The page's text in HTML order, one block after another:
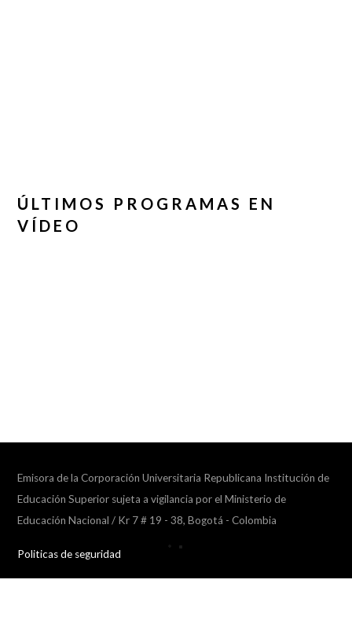
ÚLTIMOS PROGRAMAS EN
VÍDEO
Emisora de la Corporación Universitaria Republicana Institución de
Educación Superior sujeta a vigilancia por el Ministerio de
Educación Nacional / Kr 7 # 19 - 38, Bogotá - Colombia
Politicas de seguridad
Collapse
player